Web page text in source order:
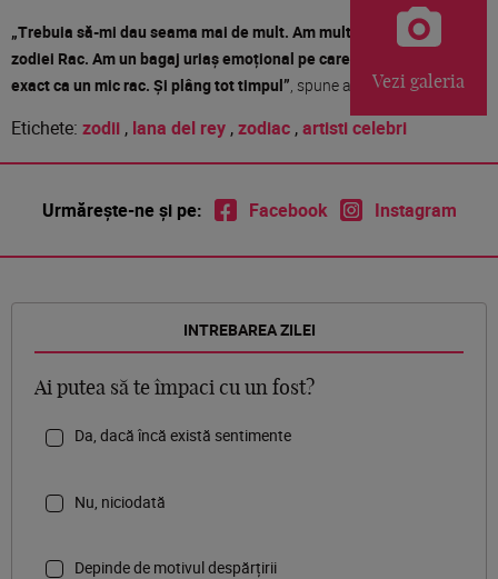
„Trebuia să-mi dau seama mai de mult. Am multe caracteristici
zodiei Rac. Am un bagaj uriaș emoțional pe care îl car după mine,
exact ca un mic rac. Și plâng tot timpul”, spune artista.Vezi galeria
Etichete: zodii, lana del rey,zodiac,artisti celebri
Urmărește-ne și pe: Facebook Instagram
INTREBAREA ZILEI
Ai putea să te împaci cu un fost?
Da, dacă încă există sentimente
Nu, niciodată
Depinde de motivul despărțirii